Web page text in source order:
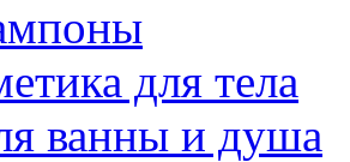
для тела
ванны и душа